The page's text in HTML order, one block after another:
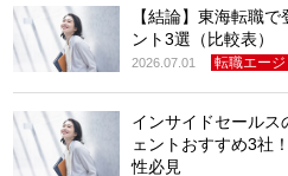
【結論】東海転職
ント3選（比較表）
2026.07.01 転職エー
インサイドセールス
ェントおすすめ3社
性必見